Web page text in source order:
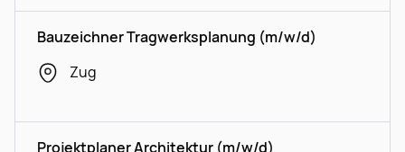
Bauzeichner Tragwerksplanung (m/w/d)
Zug
Projektplaner Architektur (m/w/d)